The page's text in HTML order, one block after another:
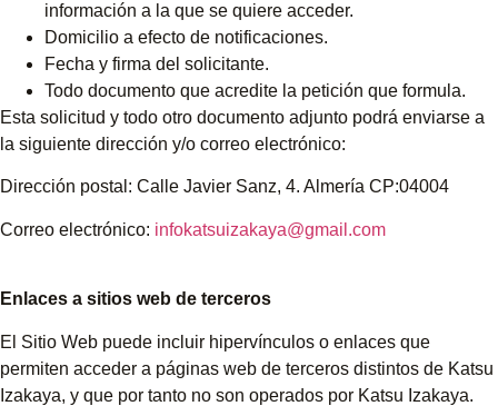
información a la que se quiere acceder.
Domicilio a efecto de notificaciones.
Fecha y firma del solicitante.
Todo documento que acredite la petición que formula.
Esta solicitud y todo otro documento adjunto podrá enviarse a
la siguiente dirección y/o correo electrónico:
Dirección postal: Calle Javier Sanz, 4. Almería CP:04004
Correo electrónico: infokatsuizakaya@gmail.com
Enlaces a sitios web de terceros
El Sitio Web puede incluir hipervínculos o enlaces que
permiten acceder a páginas web de terceros distintos de Katsu
Izakaya, y que por tanto no son operados por Katsu Izakaya.